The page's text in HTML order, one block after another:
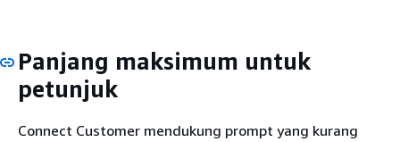
Panjang maksimum untuk
petunjuk
Connect Customer mendukung prompt yang kurang